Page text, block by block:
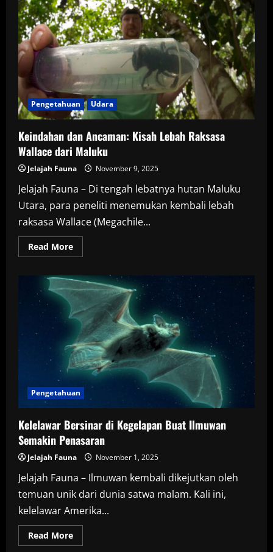
Laba-
laba
Baru
dengan
Dua
Jenis
Kelamin
Sekaligus
Pengetahuan Udara
Keindahan dan Ancaman: Kisah Lebah Raksasa
Wallace dari Maluku
Jelajah Fauna November 9, 2025
Jelajah Fauna – Di tengah lebatnya hutan Maluku
Utara, para peneliti menemukan kembali lebah
raksasa Wallace (Megachile...
Read MoreRead
more
dan
Ancaman:
Kisah
Lebah
Raksasa
Wallace
dari
Maluku
Pengetahuan
Kelelawar Bersinar di Kegelapan Buat Ilmuwan
Semakin Penasaran
Jelajah Fauna November 1, 2025
Jelajah Fauna – Ilmuwan kembali dikejutkan oleh
temuan unik dari dunia satwa malam. Kali ini,
kelelawar Amerika...
Read MoreRead
more